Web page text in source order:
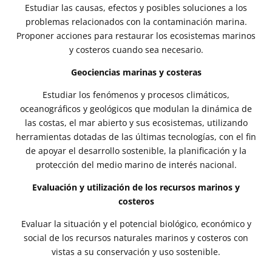
Estudiar las causas, efectos y posibles soluciones a los
problemas relacionados con la contaminación marina.
Proponer acciones para restaurar los ecosistemas marinos
y costeros cuando sea necesario.
Geociencias marinas y costeras
Estudiar los fenómenos y procesos climáticos,
oceanográficos y geológicos que modulan la dinámica de
las costas, el mar abierto y sus ecosistemas, utilizando
herramientas dotadas de las últimas tecnologías, con el fin
de apoyar el desarrollo sostenible, la planificación y la
protección del medio marino de interés nacional.
Evaluación y utilización de los recursos marinos y
costeros
Evaluar la situación y el potencial biológico, económico y
social de los recursos naturales marinos y costeros con
vistas a su conservación y uso sostenible.